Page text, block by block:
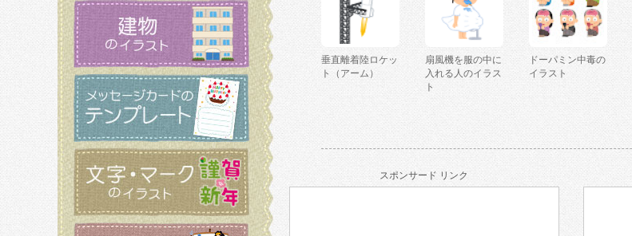
垂直離着陸ロケッ
ト（アーム）
扇風機を服の中に
入れる人のイラス
ト
ドーパミン中毒の
イラスト
スポンサード リンク